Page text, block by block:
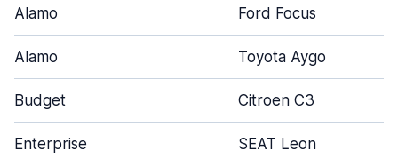
Alamo Ford Focus
Alamo Toyota Aygo
Budget Citroen C3
Enterprise SEAT Leon